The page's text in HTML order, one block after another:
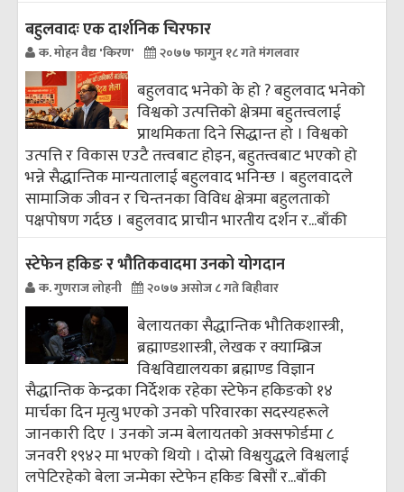
बहुलवादः एक दार्शनिक चिरफार
क. मोहन वैद्य 'किरण' २०७७ फागुन १८ गते मंगलवार
बहुलवाद भनेको के हो ? बहुलवाद भनेको
विश्वको उत्पत्तिको क्षेत्रमा बहुतत्त्वलाई
प्राथमिकता दिने सिद्धान्त हो । विश्वको
उत्पत्ति र विकास एउटै तत्त्वबाट होइन, बहुतत्त्वबाट भएको हो
भन्ने सैद्धान्तिक मान्यतालाई बहुलवाद भनिन्छ । बहुलवादले
सामाजिक जीवन र चिन्तनका विविध क्षेत्रमा बहुलताको
पक्षपोषण गर्दछ । बहुलवाद प्राचीन भारतीय दर्शन र...बाँकी
स्टेफेन हकिङ र भौतिकवादमा उनको योगदान
क. गुणराज लोहनी २०७७ असोज ८ गते बिहीवार
बेलायतका सैद्धान्तिक भौतिकशास्त्री,
ब्रह्माण्डशास्त्री, लेखक र क्याम्ब्रिज
विश्वविद्यालयका ब्रह्माण्ड विज्ञान
सैद्धान्तिक केन्द्रका निर्देशक रहेका स्टेफेन हकिङको १४
मार्चका दिन मृत्यु भएको उनको परिवारका सदस्यहरूले
जानकारी दिए । उनको जन्म बेलायतको अक्सफोर्डमा ८
जनवरी १९४२ मा भएको थियो । दोस्रो विश्वयुद्धले विश्वलाई
लपेटिरहेको बेला जन्मेका स्टेफेन हकिङ बिसौं र...बाँकी